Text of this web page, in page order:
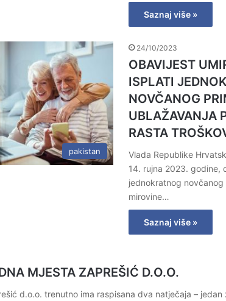
Saznaj više »
pakistan
24/10/2023
OBAVIJEST
ISPLATI
NOVČANOG
UBLAŽAVANJA
RASTA
Vlada Republike
14. rujna 2023. godine,
jednokratnog novčanog
mirovine…
Saznaj više »
MJESTA ZAPREŠIĆ D.O.O.
d.o.o. trenutno ima raspisana dva natječaja –